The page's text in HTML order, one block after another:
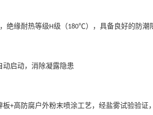
，绝缘耐热等级 H级（180℃），具备良好的防潮
动启动，消除凝露隐患
板+高防腐户外粉末喷涂工艺，经盐雾试验验证